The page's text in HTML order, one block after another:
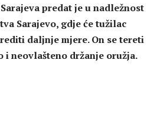
predat je u nadležnost
Sarajevo, gdje će tužilac
daljnje mjere. On se tereti
i neovlašteno držanje oružja.